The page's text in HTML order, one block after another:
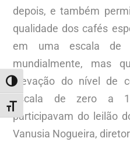
ALTERNAR ALTO CONTRASTE
ALTERNAR TAMANHO DA
depois, e também
qualidade dos cafés
em uma escala de
mundialmente, mas
elevação do nível de
escala de zero a
participavam do leilão
Vanusia Nogueira,